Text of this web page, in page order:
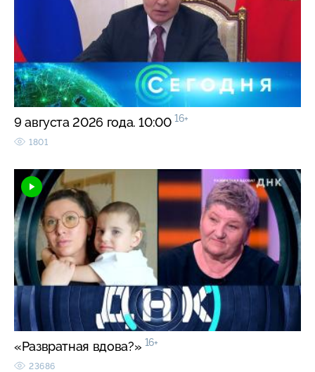
9 августа 2026 года. 10:00 16+
1801
«Развратная вдова?» 16+
23686